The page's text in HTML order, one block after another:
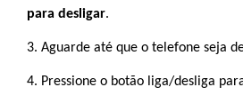
para desligar.
3. Aguarde até que o telefone seja
4. Pressione o botão liga/desliga